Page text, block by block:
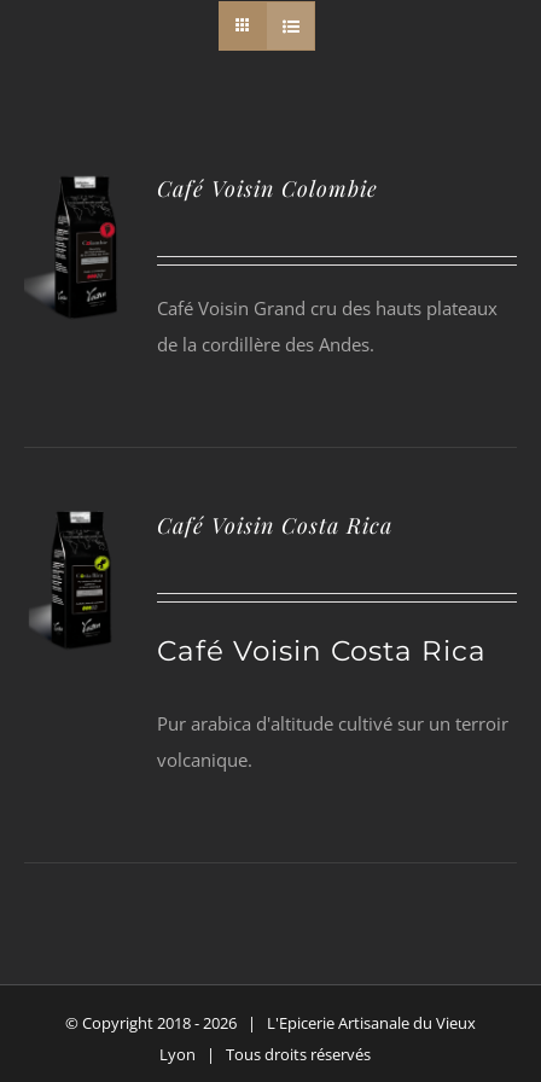
Café Voisin Colombie
Café Voisin Grand cru des hauts plateaux
de la cordillère des Andes.
Café Voisin Costa Rica
Café Voisin Costa Rica
Pur arabica d'altitude cultivé sur un terroir
volcanique.
© Copyright 2018 -2026 | L'Epicerie Artisanale du Vieux
Lyon | Tous droits réservés